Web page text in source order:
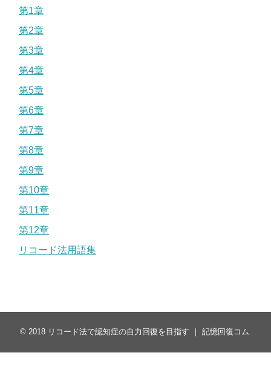
第1章
第2章
第3章
第4章
第5章
第6章
第7章
第8章
第9章
第10章
第11章
第12章
リコード法用語集
© 2018 リコード法で認知症の自力回復を目指す ｜ 記憶回復コム.